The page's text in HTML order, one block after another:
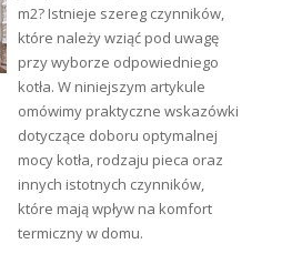
m2? Istnieje szereg czynników,
które należy wziąć pod uwagę
przy wyborze odpowiedniego
kotła. W niniejszym artykule
omówimy praktyczne wskazówki
dotyczące doboru optymalnej
mocy kotła, rodzaju pieca oraz
innych istotnych czynników,
które mają wpływ na komfort
termiczny w domu.